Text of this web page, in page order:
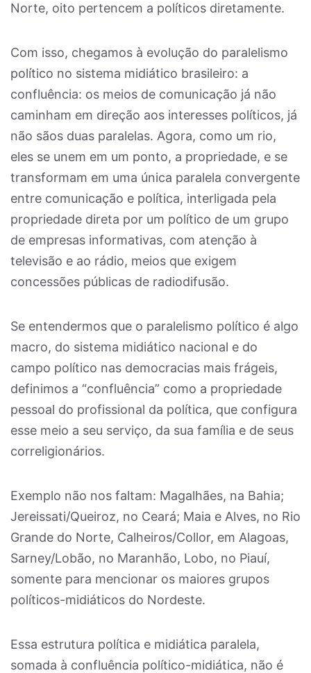
Norte, oito pertencem a políticos diretamente.
Com isso, chegamos à evolução do paralelismo
político no sistema midiático brasileiro: a
confluência: os meios de comunicação já não
caminham em direção aos interesses políticos, já
não sãos duas paralelas. Agora, como um rio,
eles se unem em um ponto, a propriedade, e se
transformam em uma única paralela convergente
entre comunicação e política, interligada pela
propriedade direta por um político de um grupo
de empresas informativas, com atenção à
televisão e ao rádio, meios que exigem
concessões públicas de radiodifusão.
Se entendermos que o paralelismo político é algo
macro, do sistema midiático nacional e do
campo político nas democracias mais frágeis,
definimos a “confluência” como a propriedade
pessoal do profissional da política, que configura
esse meio a seu serviço, da sua família e de seus
correligionários.
Exemplo não nos faltam: Magalhães, na Bahia;
Jereissati/Queiroz, no Ceará; Maia e Alves, no Rio
Grande do Norte, Calheiros/Collor, em Alagoas,
Sarney/Lobão, no Maranhão, Lobo, no Piauí,
somente para mencionar os maiores grupos
políticos-midiáticos do Nordeste.
Essa estrutura política e midiática paralela,
somada à confluência político-midiática, não é